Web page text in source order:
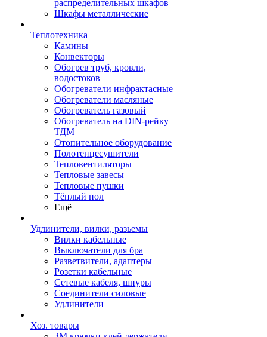
распределительных шкафов
Шкафы металлические
Теплотехника
Камины
Конвекторы
Обогрев труб, кровли,
водостоков
Обогреватели инфрактасные
Обогреватели масляные
Обогреватель газовый
Обогреватель на DIN-рейку
ТДМ
Отопительное оборудование
Полотенцесушители
Тепловентиляторы
Тепловые завесы
Тепловые пушки
Тёплый пол
Ещё
Удлинители, вилки, разьемы
Вилки кабельные
Выключатели для бра
Разветвители, адаптеры
Розетки кабельные
Сетевые кабеля, шнуры
Соединители силовые
Удлинители
Хоз. товары